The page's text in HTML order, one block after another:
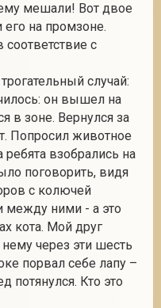
мешали! Вот двое
на промзоне.
соответствие с
случай:
он вышел на
в зоне. Вернулся за
Попросил животное
ребята взобрались на
поговорить, видя
с колючей
между ними - а это
кота. Мой друг
через эти шесть
порвал себе лапу –
потянулся. Кто это